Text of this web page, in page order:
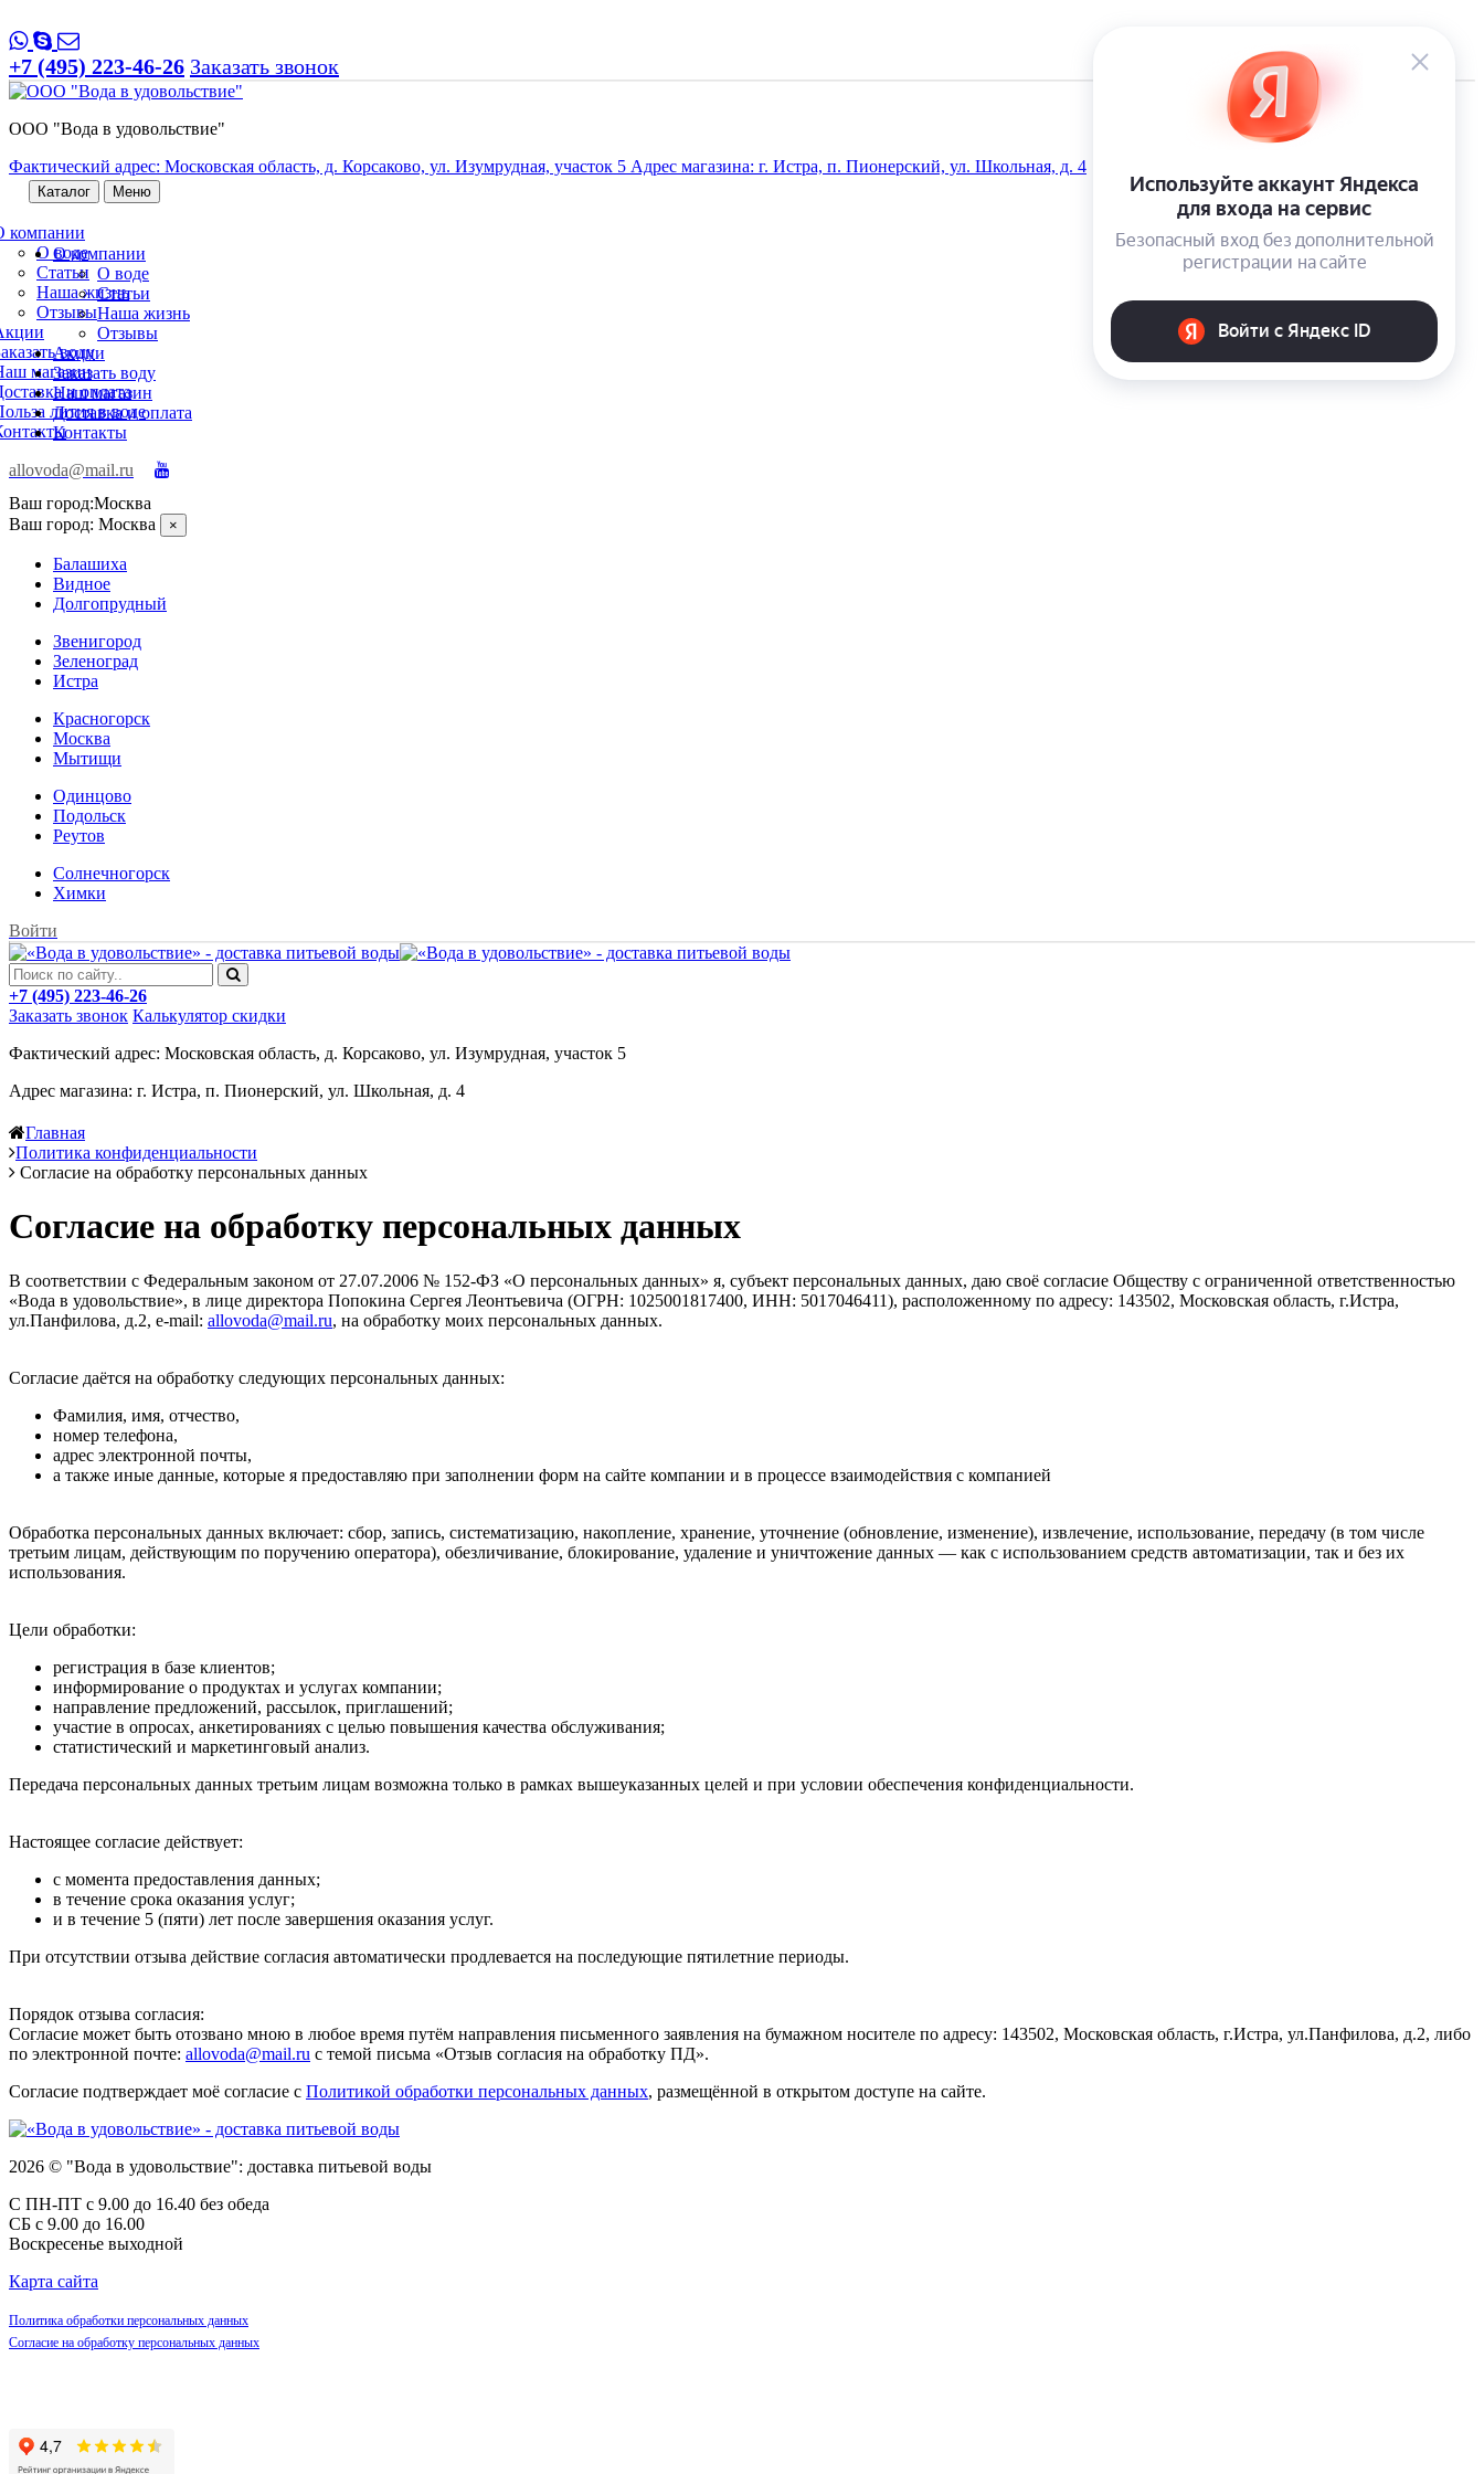
+7 (495) 223-46-26 Заказать звонок
ООО "Вода в удовольствие"
Фактический адрес: Московская область, д. Корсаково, ул. Изумрудная, участок 5 Адрес магазина: г. Истра, п. Пионерский, ул. Школьная, д. 4
Каталог Меню
компании
О воде
Статьи
Наша жизнь
Отзывы
воду
магазин
и оплата
лития в воде
О компании
О воде
Статьи
Наша жизнь
Отзывы
Акции
Заказать воду
Наш магазин
Доставка и оплата
Контакты
allovoda@mail.ru
Ваш город:Москва
Ваш город: Москва ×
Балашиха
Видное
Долгопрудный
Звенигород
Зеленоград
Истра
Красногорск
Москва
Мытищи
Одинцово
Подольск
Реутов
Солнечногорск
Химки
Войти
+7 (495) 223-46-26
Заказать звонок Калькулятор скидки
Фактический адрес: Московская область, д. Корсаково, ул. Изумрудная, участок 5
Адрес магазина: г. Истра, п. Пионерский, ул. Школьная, д. 4
Главная
Политика конфиденциальности
Согласие на обработку персональных данных
Согласие на обработку персональных данных
В соответствии с Федеральным законом от 27.07.2006 № 152-ФЗ «О персональных данных» я, субъект персональных данных, даю своё согласие Обществу с ограниченной ответственностью
«Вода в удовольствие», в лице директора Попокина Сергея Леонтьевича (ОГРН: 1025001817400, ИНН: 5017046411), расположенному по адресу: 143502, Московская область, г.Истра,
ул.Панфилова, д.2, e-mail: allovoda@mail.ru, на обработку моих персональных данных.
Согласие даётся на обработку следующих персональных данных:
Фамилия, имя, отчество,
номер телефона,
адрес электронной почты,
а также иные данные, которые я предоставляю при заполнении форм на сайте компании и в процессе взаимодействия с компанией
Обработка персональных данных включает: сбор, запись, систематизацию, накопление, хранение, уточнение (обновление, изменение), извлечение, использование, передачу (в том числе
третьим лицам, действующим по поручению оператора), обезличивание, блокирование, удаление и уничтожение данных — как с использованием средств автоматизации, так и без их
использования.
Цели обработки:
регистрация в базе клиентов;
информирование о продуктах и услугах компании;
направление предложений, рассылок, приглашений;
участие в опросах, анкетированиях с целью повышения качества обслуживания;
статистический и маркетинговый анализ.
Передача персональных данных третьим лицам возможна только в рамках вышеуказанных целей и при условии обеспечения конфиденциальности.
Настоящее согласие действует:
с момента предоставления данных;
в течение срока оказания услуг;
и в течение 5 (пяти) лет после завершения оказания услуг.
При отсутствии отзыва действие согласия автоматически продлевается на последующие пятилетние периоды.
Порядок отзыва согласия:
Согласие может быть отозвано мною в любое время путём направления письменного заявления на бумажном носителе по адресу: 143502, Московская область, г.Истра, ул.Панфилова, д.2, либо
по электронной почте: allovoda@mail.ru с темой письма «Отзыв согласия на обработку ПД».
Согласие подтверждает моё согласие с Политикой обработки персональных данных, размещённой в открытом доступе на сайте.
2026 © "Вода в удовольствие": доставка питьевой воды
С ПН-ПТ с 9.00 до 16.40 без обеда
СБ с 9.00 до 16.00
Воскресенье выходной
Карта сайта
Политика обработки персональных данных
Согласие на обработку персональных данных